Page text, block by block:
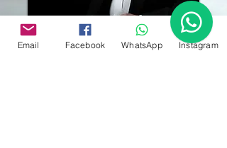
©2019-2026
Email Facebook WhatsApp Instagram